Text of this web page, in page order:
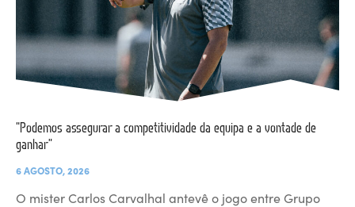
“Podemos assegurar a competitividade da equipa e a vontade de
ganhar”
6 AGOSTO, 2026
O mister Carlos Carvalhal antevê o jogo entre Grupo